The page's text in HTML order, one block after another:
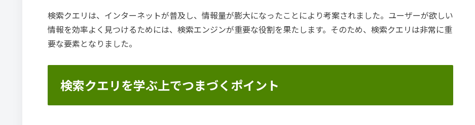
検索クエリは、インターネットが普及し、情報量が膨大になったことにより考案されました。ユーザーが欲しい
情報を効率よく見つけるためには、検索エンジンが重要な役割を果たします。そのため、検索クエリは非常に重
要な要素となりました。
検索クエリを学ぶ上でつまづくポイント